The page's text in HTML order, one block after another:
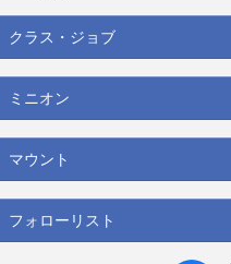
クラス・ジョブ
ミニオン
マウント
フォローリスト